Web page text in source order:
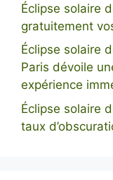
Éclipse solaire
gratuitement
Éclipse solaire
Paris dévoile
expérience
Éclipse solaire
taux